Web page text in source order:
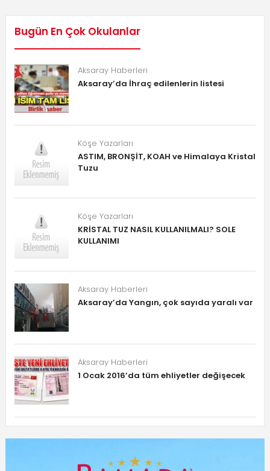
Bugün En Çok Okulanlar
Aksaray Haberleri
Aksaray’da İhraç edilenlerin listesi
Köşe Yazarları
ASTIM, BRONŞİT, KOAH ve Himalaya Kristal
Tuzu
Köşe Yazarları
KRİSTAL TUZ NASIL KULLANILMALI? SOLE
KULLANIMI
Aksaray Haberleri
Aksaray’da Yangın, çok sayıda yaralı var
Aksaray Haberleri
1 Ocak 2016’da tüm ehliyetler değişecek